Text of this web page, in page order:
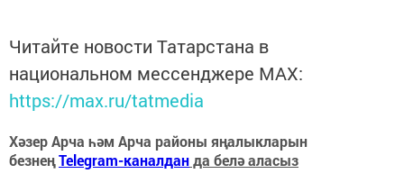
Читайте новости Татарстана в
национальном мессенджере MАХ:
https://max.ru/tatmedia
Хәзер Арча һәм Арча районы яңалыкларын
безнеңTelegram-каналданда белә аласыз